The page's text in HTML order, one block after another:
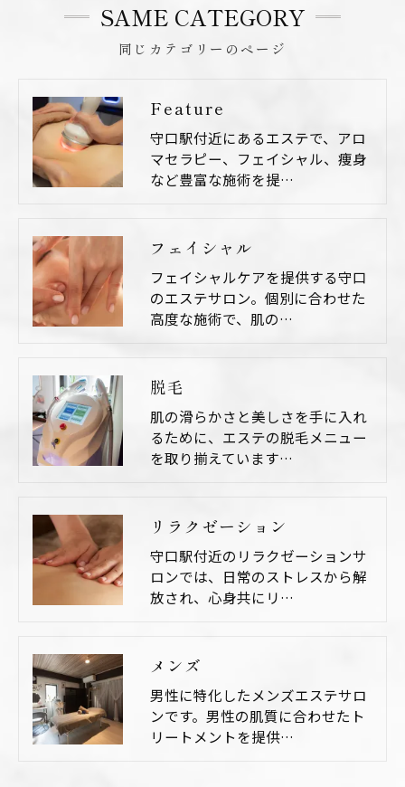
同じカテゴリーのページ
SAME CATEGORY
Feature
守口駅付近にあるエステで、アロ
マセラピー、フェイシャル、痩身
など豊富な施術を提…
フェイシャル
フェイシャルケアを提供する守口
のエステサロン。個別に合わせた
高度な施術で、肌の…
脱毛
肌の滑らかさと美しさを手に入れ
るために、エステの脱毛メニュー
を取り揃えています…
リラクゼーション
守口駅付近のリラクゼーションサ
ロンでは、日常のストレスから解
放され、心身共にリ…
メンズ
男性に特化したメンズエステサロ
ンです。男性の肌質に合わせたト
リートメントを提供…